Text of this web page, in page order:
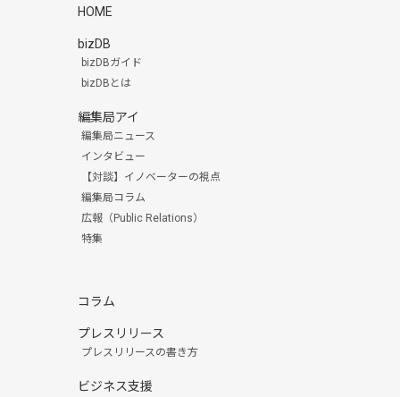
HOME
bizDB
bizDBガイド
bizDBとは
編集局アイ
編集局ニュース
インタビュー
【対談】イノベーターの視点
編集局コラム
広報（Public Relations）
特集
コラム
プレスリリース
プレスリリースの書き方
ビジネス支援